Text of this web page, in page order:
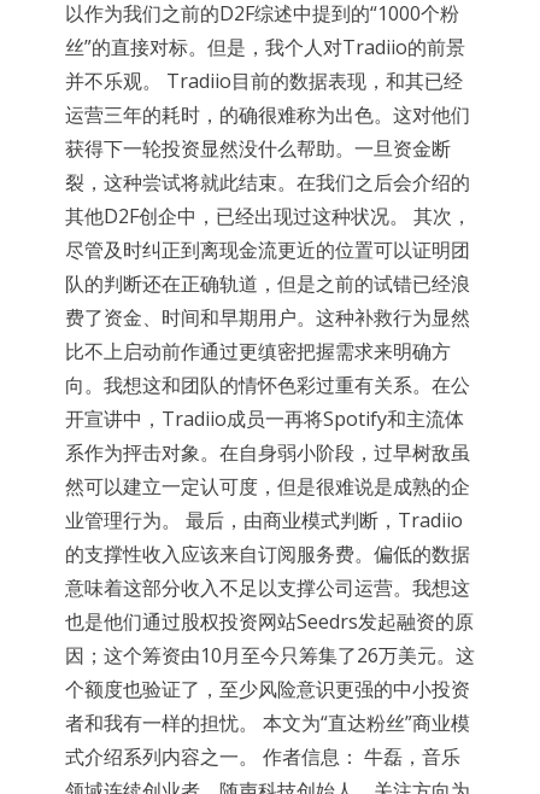
以作为我们之前的D2F综述中提到的“1000个粉
丝”的直接对标。但是，我个人对Tradiio的前景
并不乐观。 Tradiio目前的数据表现，和其已经
运营三年的耗时，的确很难称为出色。这对他们
获得下一轮投资显然没什么帮助。一旦资金断
裂，这种尝试将就此结束。在我们之后会介绍的
其他D2F创企中，已经出现过这种状况。 其次，
尽管及时纠正到离现金流更近的位置可以证明团
队的判断还在正确轨道，但是之前的试错已经浪
费了资金、时间和早期用户。这种补救行为显然
比不上启动前作通过更缜密把握需求来明确方
向。我想这和团队的情怀色彩过重有关系。在公
开宣讲中，Tradiio成员一再将Spotify和主流体
系作为抨击对象。在自身弱小阶段，过早树敌虽
然可以建立一定认可度，但是很难说是成熟的企
业管理行为。 最后，由商业模式判断，Tradiio
的支撑性收入应该来自订阅服务费。偏低的数据
意味着这部分收入不足以支撑公司运营。我想这
也是他们通过股权投资网站Seedrs发起融资的原
因；这个筹资由10月至今只筹集了26万美元。这
个额度也验证了，至少风险意识更强的中小投资
者和我有一样的担忧。 本文为“直达粉丝”商业模
式介绍系列内容之一。 作者信息： 牛磊，音乐